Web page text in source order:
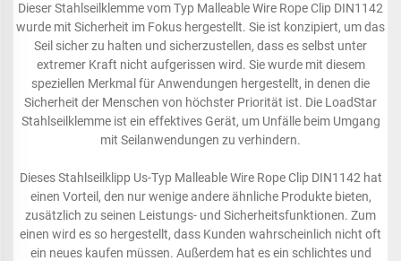
Dieser Stahlseilklemme vom Typ Malleable Wire Rope Clip DIN1142
wurde mit Sicherheit im Fokus hergestellt. Sie ist konzipiert, um das
Seil sicher zu halten und sicherzustellen, dass es selbst unter
extremer Kraft nicht aufgerissen wird. Sie wurde mit diesem
speziellen Merkmal für Anwendungen hergestellt, in denen die
Sicherheit der Menschen von höchster Priorität ist. Die LoadStar
Stahlseilklemme ist ein effektives Gerät, um Unfälle beim Umgang
mit Seilanwendungen zu verhindern.
Dieses Stahlseilklipp Us-Typ Malleable Wire Rope Clip DIN1142 hat
einen Vorteil, den nur wenige andere ähnliche Produkte bieten,
zusätzlich zu seinen Leistungs- und Sicherheitsfunktionen. Zum
einen wird es so hergestellt, dass Kunden wahrscheinlich nicht oft
ein neues kaufen müssen. Außerdem hat es ein schlichtes und